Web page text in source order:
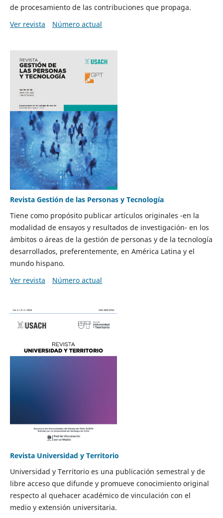
de procesamiento de las contribuciones que propaga.
Ver revista
Número actual
Revista Gestión de las Personas y Tecnología
Tiene como propósito publicar artículos originales -en la
modalidad de ensayos y resultados de investigación- en los
ámbitos o áreas de la gestión de personas y de la tecnología
desarrollados, preferentemente, en América Latina y el
mundo hispano.
Ver revista
Número actual
Revista Universidad y Territorio
Universidad y Territorio es una publicación semestral y de
libre acceso que difunde y promueve conocimiento original
respecto al quehacer académico de vinculación con el
medio y extensión universitaria.